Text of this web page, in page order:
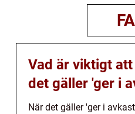
Vad är viktigt
det gäller 'ger i
När det gäller 'ger i